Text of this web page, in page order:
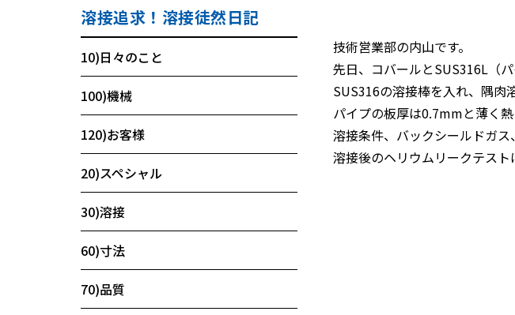
技術営業部の内山です。
先日、コバールとSUS316L（
SUS316の溶接棒を入れ、隅肉
パイプの板厚は0.7mmと薄く
溶接条件、バックシールドガス
溶接後のヘリウムリークテスト
溶接追求！溶接徒然日記
10)日々のこと
100)機械
120)お客様
20)スペシャル
30)溶接
60)寸法
70)品質